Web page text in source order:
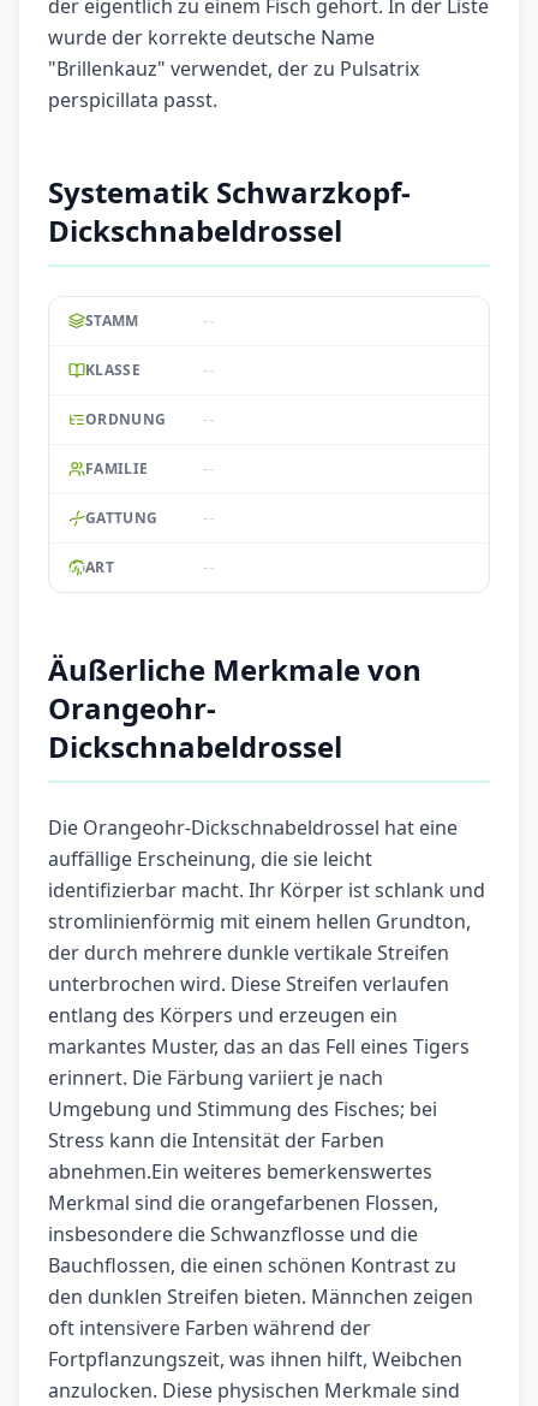
der eigentlich zu einem Fisch gehört. In der Liste
wurde der korrekte deutsche Name
"Brillenkauz" verwendet, der zu Pulsatrix
perspicillata passt.
Systematik Schwarzkopf-
Dickschnabeldrossel
STAMM --
KLASSE --
ORDNUNG --
FAMILIE --
GATTUNG --
ART --
Äußerliche Merkmale von
Orangeohr-
Dickschnabeldrossel
Die Orangeohr-Dickschnabeldrossel hat eine
auffällige Erscheinung, die sie leicht
identifizierbar macht. Ihr Körper ist schlank und
stromlinienförmig mit einem hellen Grundton,
der durch mehrere dunkle vertikale Streifen
unterbrochen wird. Diese Streifen verlaufen
entlang des Körpers und erzeugen ein
markantes Muster, das an das Fell eines Tigers
erinnert. Die Färbung variiert je nach
Umgebung und Stimmung des Fisches; bei
Stress kann die Intensität der Farben
abnehmen.Ein weiteres bemerkenswertes
Merkmal sind die orangefarbenen Flossen,
insbesondere die Schwanzflosse und die
Bauchflossen, die einen schönen Kontrast zu
den dunklen Streifen bieten. Männchen zeigen
oft intensivere Farben während der
Fortpflanzungszeit, was ihnen hilft, Weibchen
anzulocken. Diese physischen Merkmale sind